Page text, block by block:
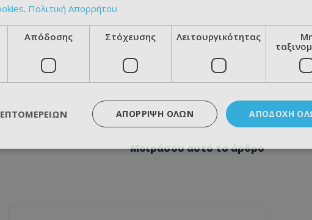
Μοιράσου αυτό το άρθρο
. Πολιτική Απορρήτου
Απόδοσης Στόχευσης Λειτουργικότητας
ΑΠΟΔΟΧΉ
ΑΠΌΡΡΙΨΗ ΌΛΩΝ